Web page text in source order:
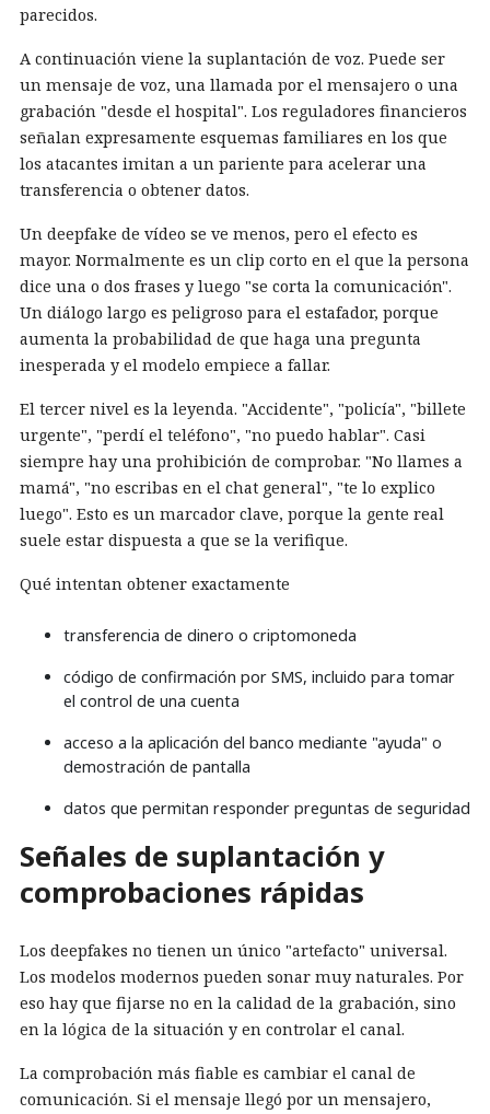
parecidos.
A continuación viene la suplantación de voz. Puede ser
un mensaje de voz, una llamada por el mensajero o una
grabación "desde el hospital". Los reguladores financieros
señalan expresamente esquemas familiares en los que
los atacantes imitan a un pariente para acelerar una
transferencia o obtener datos.
Un deepfake de vídeo se ve menos, pero el efecto es
mayor. Normalmente es un clip corto en el que la persona
dice una o dos frases y luego "se corta la comunicación".
Un diálogo largo es peligroso para el estafador, porque
aumenta la probabilidad de que haga una pregunta
inesperada y el modelo empiece a fallar.
El tercer nivel es la leyenda. "Accidente", "policía", "billete
urgente", "perdí el teléfono", "no puedo hablar". Casi
siempre hay una prohibición de comprobar. "No llames a
mamá", "no escribas en el chat general", "te lo explico
luego". Esto es un marcador clave, porque la gente real
suele estar dispuesta a que se la verifique.
Qué intentan obtener exactamente
transferencia de dinero o criptomoneda
código de confirmación por SMS, incluido para tomar
el control de una cuenta
acceso a la aplicación del banco mediante "ayuda" o
demostración de pantalla
datos que permitan responder preguntas de seguridad
Señales de suplantación y
comprobaciones rápidas
Los deepfakes no tienen un único "artefacto" universal.
Los modelos modernos pueden sonar muy naturales. Por
eso hay que fijarse no en la calidad de la grabación, sino
en la lógica de la situación y en controlar el canal.
La comprobación más fiable es cambiar el canal de
comunicación. Si el mensaje llegó por un mensajero,